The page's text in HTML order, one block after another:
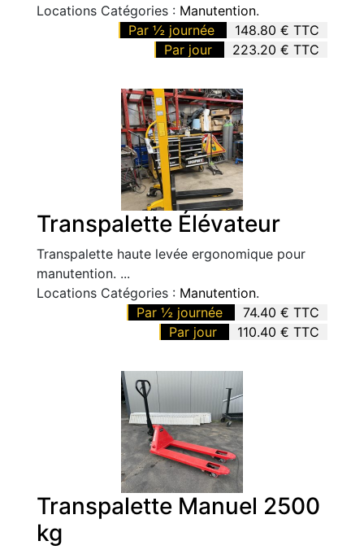
Locations Catégories : Manutention.
Par ½ journée
148.80 € TTC
Par jour
223.20 € TTC
Transpalette Élévateur
Transpalette haute levée ergonomique pour
manutention. ...
Locations Catégories : Manutention.
Par ½ journée
74.40 € TTC
Par jour
110.40 € TTC
Transpalette Manuel 2500
kg